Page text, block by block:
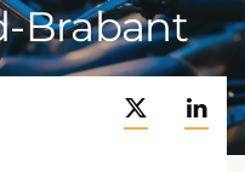
Brabant